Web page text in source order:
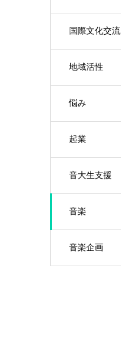
国際文化交流
地域活性
悩み
起業
音大生支援
音楽
音楽企画